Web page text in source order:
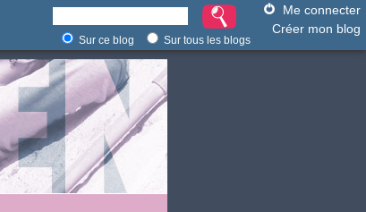
Me connecter
Créer mon blog
Sur ce blog Sur tous les blogs